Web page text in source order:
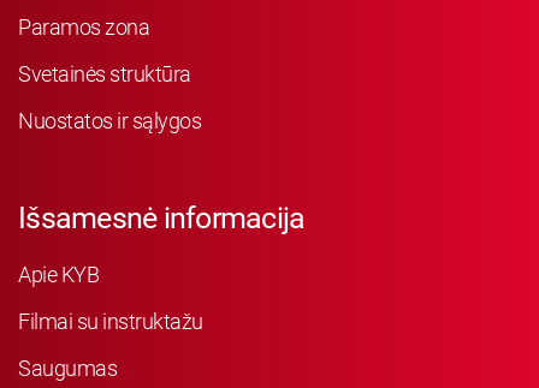
Paramos zona
Svetainės struktūra
Nuostatos ir sąlygos
Išsamesnė informacija
Apie KYB
Filmai su instruktažu
Saugumas